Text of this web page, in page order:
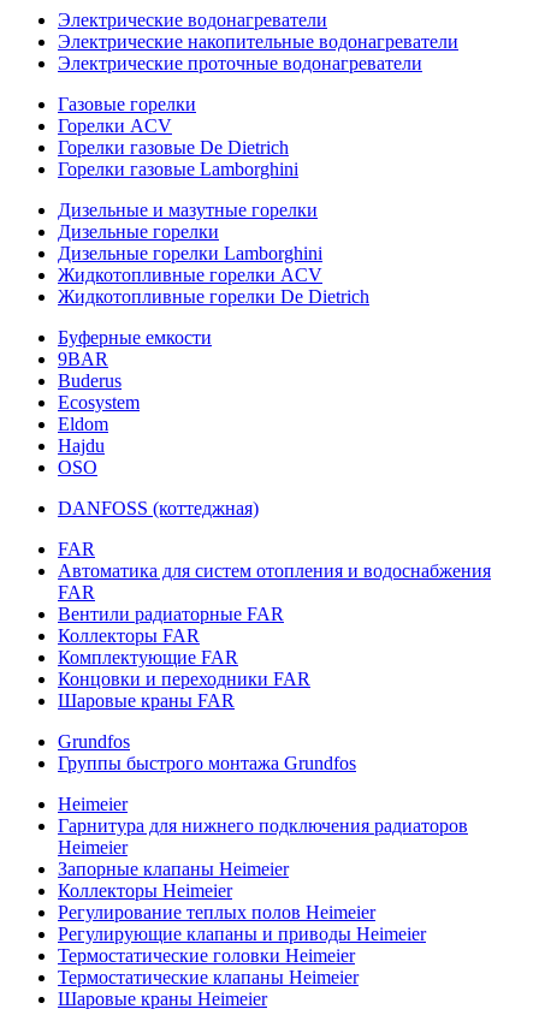
Электрические водонагреватели
Электрические накопительные водонагреватели
Электрические проточные водонагреватели
Газовые горелки
Горелки ACV
Горелки газовые De Dietrich
Горелки газовые Lamborghini
Дизельные и мазутные горелки
Дизельные горелки
Дизельные горелки Lamborghini
Жидкотопливные горелки ACV
Жидкотопливные горелки De Dietrich
Буферные емкости
9BAR
Buderus
Ecosystem
Eldom
Hajdu
OSO
DANFOSS (коттеджная)
FAR
Автоматика для систем отопления и водоснабжения
FAR
Вентили радиаторные FAR
Коллекторы FAR
Комплектующие FAR
Концовки и переходники FAR
Шаровые краны FAR
Grundfos
Группы быстрого монтажа Grundfos
Heimeier
Гарнитура для нижнего подключения радиаторов
Heimeier
Запорные клапаны Heimeier
Коллекторы Heimeier
Регулирование теплых полов Heimeier
Регулирующие клапаны и приводы Heimeier
Термостатические головки Heimeier
Термостатические клапаны Heimeier
Шаровые краны Heimeier